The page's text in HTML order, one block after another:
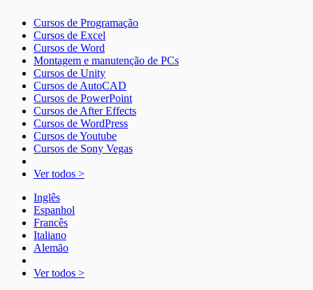
Cursos de Programação
Cursos de Excel
Cursos de Word
Montagem e manutenção de PCs
Cursos de Unity
Cursos de AutoCAD
Cursos de PowerPoint
Cursos de After Effects
Cursos de WordPress
Cursos de Youtube
Cursos de Sony Vegas
Ver todos >
Inglês
Espanhol
Francês
Italiano
Alemão
Ver todos >